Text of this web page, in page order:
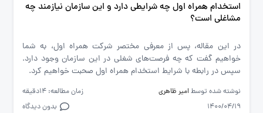
استخدام همراه اول چه شرایطی دارد و این سازمان نیازمند چه
مشاغلی است؟
در این مقاله، پس از معرفی مختصر شرکت همراه اول، به شما
خواهیم گفت که چه فرصت‌های شغلی در این سازمان وجود دارد.
سپس در رابطه با شرایط استخدام همراه اول صحبت خواهیم کرد.
نوشته شده توسطامیر ظاهری
زمان مطالعه: 14دقیقه
1400/04/19
بدون دیدگاه